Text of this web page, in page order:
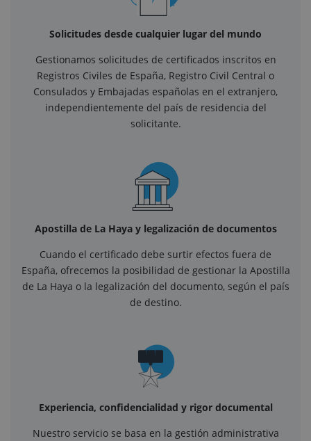
Solicitudes desde cualquier lugar del mundo
Gestionamos solicitudes de certificados inscritos en
Registros Civiles de España, Registro Civil Central o
Consulados y Embajadas españolas en el extranjero,
independientemente del país de residencia del
solicitante.
Apostilla de La Haya y legalización de documentos
Cuando el certificado debe surtir efectos fuera de
España, ofrecemos la posibilidad de gestionar la Apostilla
de La Haya o la legalización del documento, según el país
de destino.
Experiencia, confidencialidad y rigor documental
Nuestro servicio se basa en la gestión administrativa